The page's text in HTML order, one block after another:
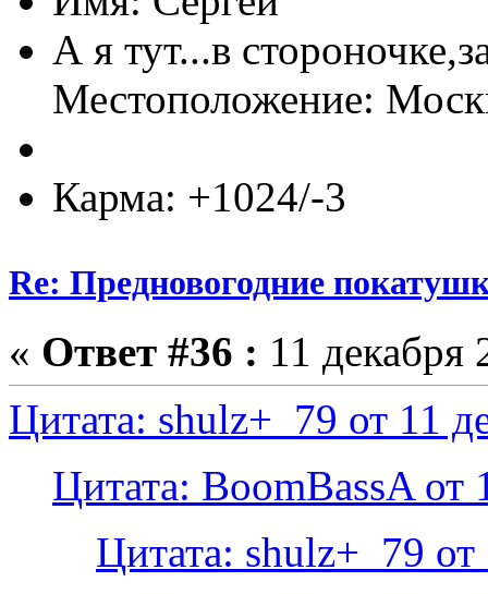
А я тут...в
Местоположение:
Карма: +1024/-3
Re: Предновогодние
« Ответ #36 : 11 декабря
Цитата: shulz+_79 от 11
Цитата: BoomBassA от
Цитата: shulz+_79